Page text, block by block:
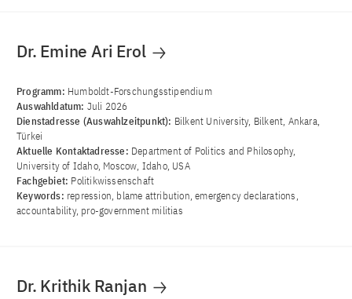
Dr. Emine Ari Erol
Programm: Humboldt-Forschungsstipendium
Auswahldatum: Juli 2026
Dienstadresse (Auswahlzeitpunkt): Bilkent University, Bilkent, Ankara,
Türkei
Aktuelle Kontaktadresse: Department of Politics and Philosophy,
University of Idaho, Moscow, Idaho, USA
Fachgebiet: Politikwissenschaft
Keywords: repression, blame attribution, emergency declarations,
accountability, pro-government militias
Dr. Krithik Ranjan